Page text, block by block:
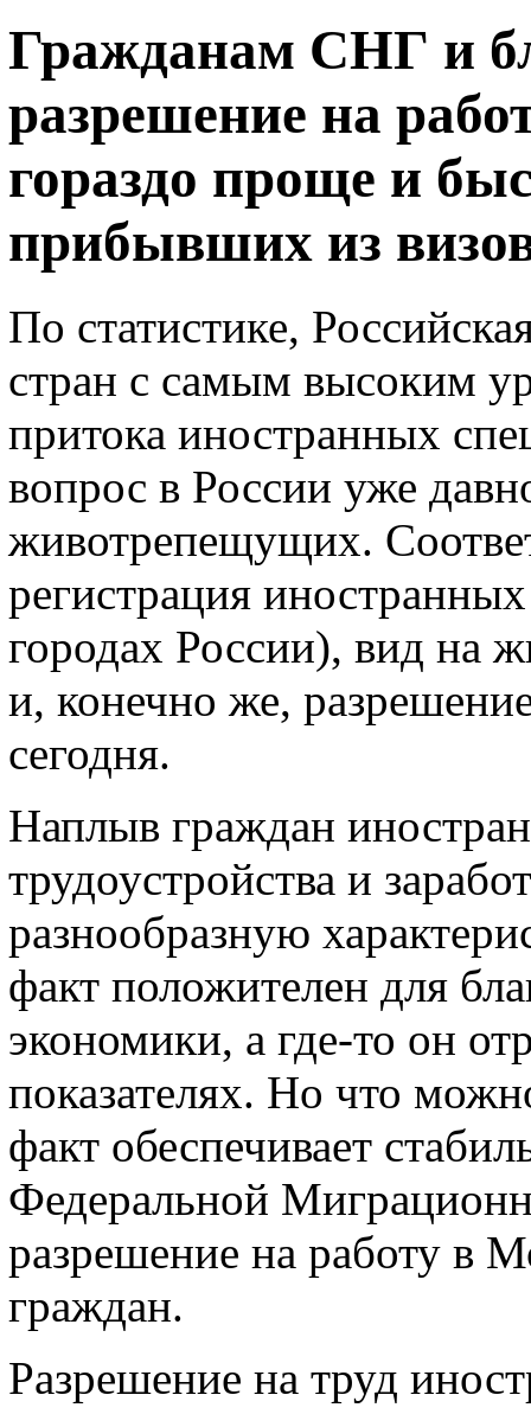
Гражданам СНГ и
разрешение на
гораздо проще и
прибывших из
По статистике,
стран с самым высоким
притока иностранных
вопрос в России уже
животрепещущих.
регистрация
городах России), вид на
и, конечно же,
сегодня.
Наплыв граждан
трудоустройства и
разнообразную
факт положителен для
экономики, а где-то он
показателях. Но что
факт обеспечивает
Федеральной
разрешение на работу в
граждан.
Разрешение на труд